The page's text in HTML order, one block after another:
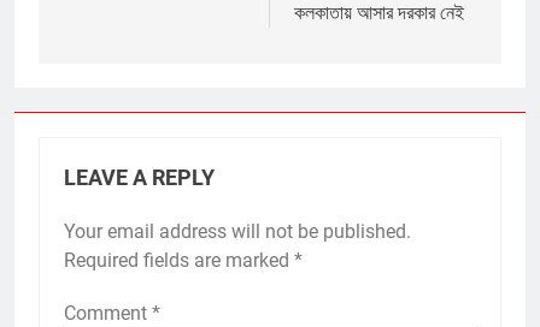
কলকাতায় আসার দরকার নেই
LEAVE A REPLY
Your email address will not be published.
Required fields are marked *
Comment *